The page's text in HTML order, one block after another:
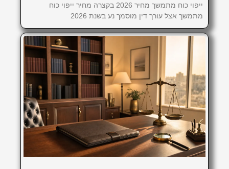
ייפוי כוח מתמשך מחיר 2026 בקצרה מחיר ייפוי כוח
מתמשך אצל עורך דין מוסמך נע בשנת 2026